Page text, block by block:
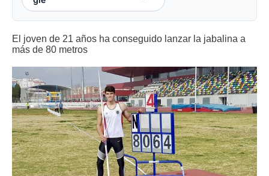
El joven de 21 años ha conseguido lanzar la jabalina a
más de 80 metros